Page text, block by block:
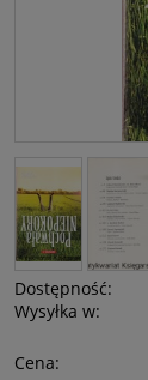
Dostępność:
Wysyłka w:
Cena: